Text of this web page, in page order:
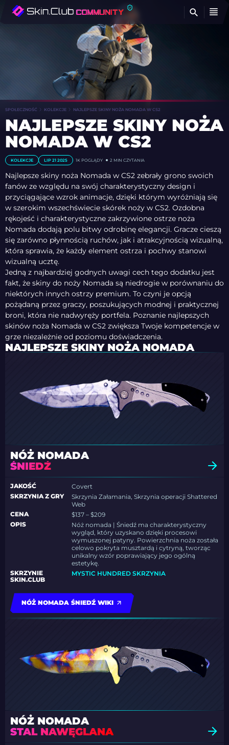
SPOŁECZNOŚĆ KOLEKCJE NAJLEPSZE SKINY NOŻA NOMADA W CS2
NAJLEPSZE SKINY NOŻA
NOMADA W CS2
KOLEKCJE LIP 21 2025 1K POGLĄDY 2 MIN CZYTANIA
Najlepsze skiny noża Nomada w CS2 zebrały grono swoich
fanów ze względu na swój charakterystyczny design i
przyciągające wzrok animacje, dzięki którym wyróżniają się
w szerokim wszechświecie skórek noży w CS2. Ozdobna
rękojeść i charakterystyczne zakrzywione ostrze noża
Nomada dodają polu bitwy odrobinę elegancji. Gracze cieszą
się zarówno płynnością ruchów, jak i atrakcyjnością wizualną,
która sprawia, że ​​każdy element ostrza i pochwy stanowi
wizualną ucztę.
Jedną z najbardziej godnych uwagi cech tego dodatku jest
fakt, że skiny do noży Nomada są niedrogie w porównaniu do
niektórych innych ostrzy premium. To czyni je opcją
pożądaną przez graczy, poszukujących modnej i praktycznej
broni, która nie nadwyręży portfela. Poznanie najlepszych
skinów noża Nomada w CS2 zwiększa Twoje kompetencje w
grze niezależnie od poziomu doświadczenia.
NAJLEPSZE SKINY NOŻA NOMADA
NÓŻ NOMADA
ŚNIEDŹ
JAKOŚĆ
Covert
SKRZYNIA Z GRY
Skrzynia Załamania, Skrzynia operacji Shattered
Web
CENA
$137 – $209
OPIS
Nóż nomada | Śniedź ma charakterystyczny
wygląd, który uzyskano dzięki procesowi
wymuszonej patyny. Powierzchnia noża została
celowo pokryta musztardą i cytryną, tworząc
unikalny wzór poprawiający jego ogólną
estetykę.
SKRZYNIE
SKIN.CLUB
MYSTIC HUNDRED SKRZYNIA
NÓŻ NOMADA ŚNIEDŹ WIKI
NÓŻ NOMADA
STAL NAWĘGLANA